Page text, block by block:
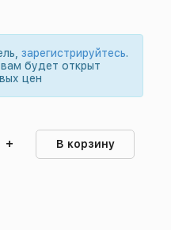
зарегистрируйтесь.
будет открыт
цен
+ В корзину